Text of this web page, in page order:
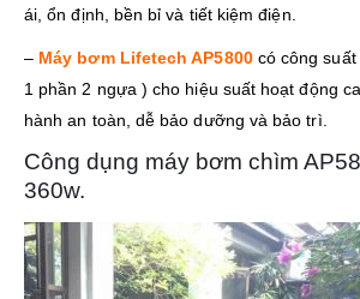
ái, ổn định, bền bỉ và tiết kiệm điện.
– Máy bơm Lifetech AP5800có công
1 phần 2 ngựa ) cho hiệu suất hoạt động
hành an toàn, dễ bảo dưỡng và bảo trì.
Công dụng máy bơm chìm
360w.